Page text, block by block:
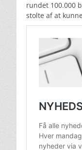
rundet 100.000
stolte af at